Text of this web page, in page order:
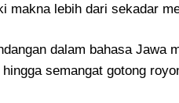
makna lebih dari sekadar
dalam bahasa Jawa
hingga semangat gotong